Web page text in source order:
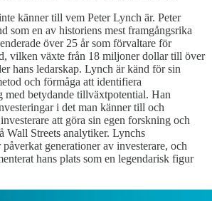
känner till vem Peter Lynch är. Peter
som en av historiens mest framgångsrika
över 25 år som förvaltare för
vilken växte från 18 miljoner dollar till över
hans ledarskap. Lynch är känd för sin
och förmåga att identifiera
med betydande tillväxtpotential. Han
i det man känner till och
att göra sin egen forskning och
Wall Streets analytiker. Lynchs
generationer av investerare, och
hans plats som en legendarisk figur